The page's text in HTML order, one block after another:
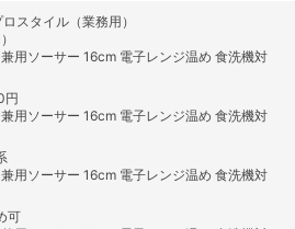
ロスタイル（業務用）
用ソーサー 16cm 電子レンジ温め 食洗機対
円
用ソーサー 16cm 電子レンジ温め 食洗機対
用ソーサー 16cm 電子レンジ温め 食洗機対
可